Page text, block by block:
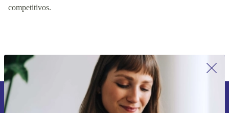
competitivos.
Subscreve a nossa newsletter pela